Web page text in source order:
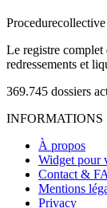
Procedurecollective
Le registre
redressements et
369.745 dossiers
INFORMATIONS
À propos
Widget pour
Contact &
Mentions
Privacy